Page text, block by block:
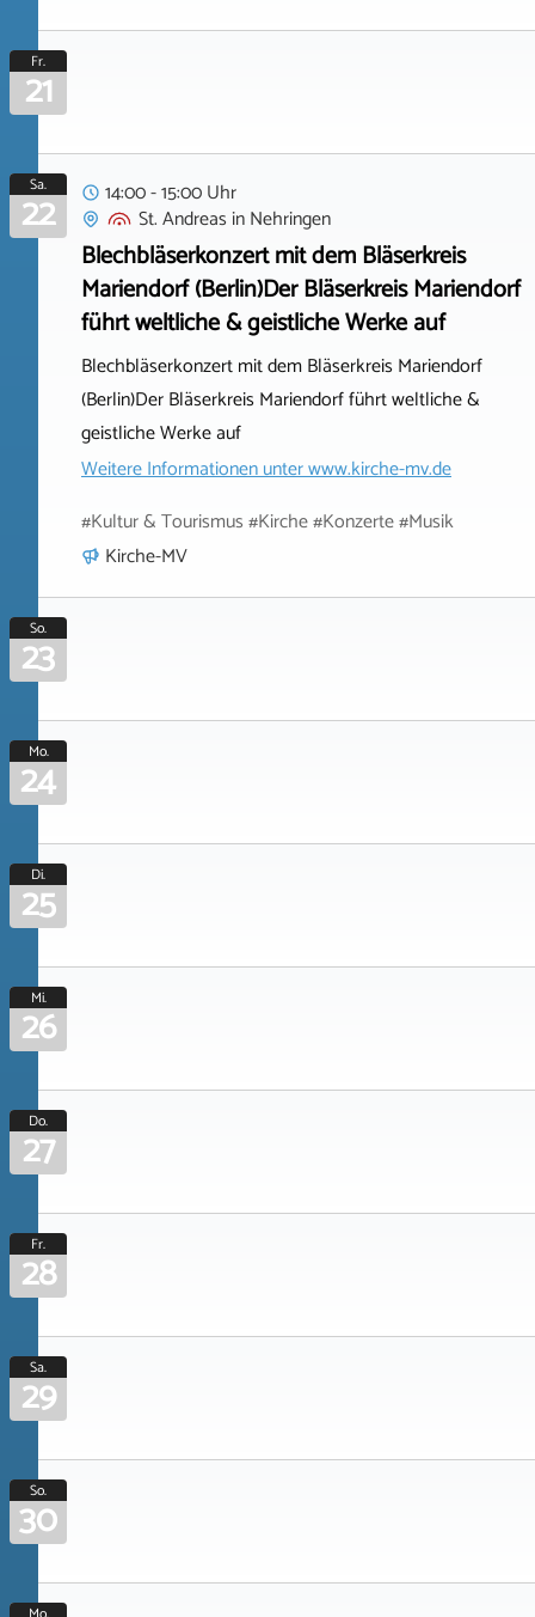
Fr.
21
Sa.
22
14:00 - 15:00 Uhr
St. Andreas inNehringen
Blechbläserkonzert mit dem Bläserkreis
Mariendorf (Berlin)Der Bläserkreis Mariendorf
führt weltliche & geistliche Werke auf
Blechbläserkonzert mit dem Bläserkreis Mariendorf
(Berlin)Der Bläserkreis Mariendorf führt weltliche &
geistliche Werke auf
Weitere Informationen unterwww.kirche-mv.de
#Kultur & Tourismus #Kirche #Konzerte #Musik
Kirche-MV
So.
23
Mo.
24
Di.
25
Mi.
26
Do.
27
Fr.
28
Sa.
29
So.
30